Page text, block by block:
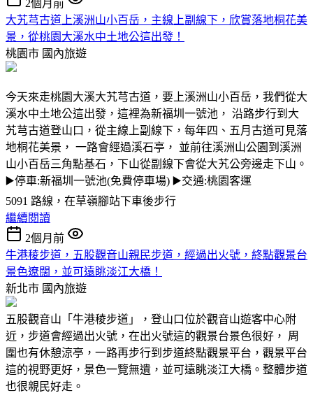
2個月前
大艽芎古道上溪洲山小百岳，主線上副線下，欣賞落地桐花美
景，從桃園大溪水中土地公這出發！
桃園市 國內旅遊
今天來走桃園大溪大艽芎古道，要上溪洲山小百岳，我們從大
溪水中土地公這出發，這裡為新福圳一號池， 沿路步行到大
艽芎古道登山口，從主線上副線下，每年四、五月古道可見落
地桐花美景， 一路會經過溪石亭， 並前往溪洲山公園到溪洲
山小百岳三角點基石，下山從副線下會從大艽公旁邊走下山。
▶️停車:新福圳一號池(免費停車場) ▶️交通:桃園客運
5091 路線，在草嶺腳站下車後步行
繼續閱讀
2個月前
牛港稜步道，五股觀音山親民步道，經過出火號，終點觀景台
景色遼闊，並可遠眺淡江大橋！
新北市 國內旅遊
五股觀音山「牛港稜步道」，登山口位於觀音山遊客中心附
近，步道會經過出火號，在出火號這的觀景台景色很好， 周
圍也有休憩涼亭，一路再步行到步道終點觀景平台，觀景平台
這的視野更好，景色一覽無遺，並可遠眺淡江大橋。整體步道
也很親民好走。